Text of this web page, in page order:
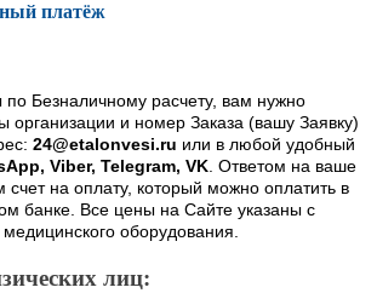
платёж
Безналичному расчету, вам нужно
организации и номер Заказа (вашу Заявку)
24@etalonvesi.ru или в любой удобный
Viber, Telegram, VK. Ответом на ваше
на оплату, который можно оплатить в
банке. Все цены на Сайте указаны с
оборудования.
лиц: